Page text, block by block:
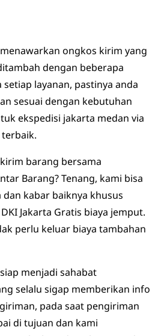
ongkos kirim yang
dengan beberapa
layanan, pastinya anda
sesuai dengan kebutuhan
ekspedisi jakarta medan via
barang bersama
Barang? Tenang, kami bisa
kabar baiknya khusus
Jakarta Gratis biaya jemput.
perlu keluar biaya tambahan
menjadi sahabat
selalu sigap memberikan info
pada saat pengiriman
di tujuan dan kami